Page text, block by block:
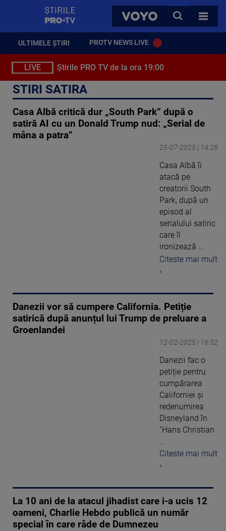
VOYO
CAUTA
TOATE
ULTIMELE ȘTIRI PROTV NEWS LIVE
LIVE Știrile PRO TV de la ora 19:00
STIRI SATIRA
Casa Albă critică dur „South Park” după o
satiră AI cu un Donald Trump nud: „Serial de
mâna a patra”
25-07-2025 | 14:28
Casa Albă îi
atacă pe
creatorii South
Park, după un
episod al
serialului satiric
care îl
ironizează ...
Citeste mai mult
›
Danezii vor să cumpere California. Petiție
satirică după anunțul lui Trump de preluare a
Groenlandei
12-02-2025 | 16:52
Danezii fac o
petiție pentru
cumpărarea
Californiei și
redenumirea
Disneyland în
”Hans Christian
Citeste mai mult
›
La 10 ani de la atacul jihadist care i-a ucis 12
oameni, Charlie Hebdo publică un număr
special în care râde de Dumnezeu